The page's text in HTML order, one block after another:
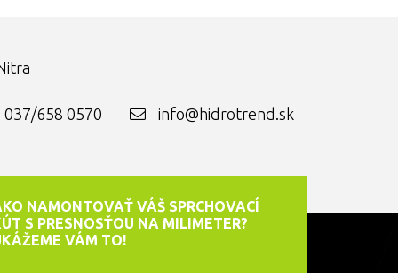
037/658 0570 info@hidrotrend.sk
NAMONTOVAŤ VÁŠ SPRCHOVACÍ
S PRESNOSŤOU NA MILIMETER?
VÁM TO!